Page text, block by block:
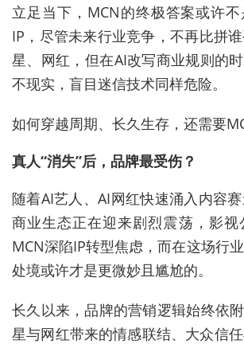
立足当下，MCN的终极答案或许不
IP，尽管未来行业竞争，不再比拼
星、网红，但在AI改写商业规则的
不现实，盲目迷信技术同样危险。
如何穿越周期、长久生存，还需要
真人“消失”后，品牌最受伤？
随着AI艺人、AI网红快速涌入内容
商业生态正在迎来剧烈震荡，影视
MCN深陷IP转型焦虑，而在这场行
处境或许才是更微妙且尴尬的。
长久以来，品牌的营销逻辑始终依
星与网红带来的情感联结、大众信